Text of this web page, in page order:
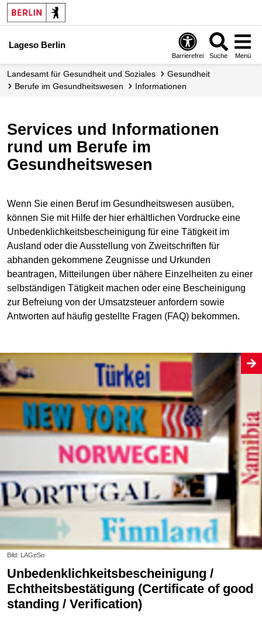
Lageso Berlin
Barrierefrei Suche Menü
Landesamt für Gesundheit und Soziales
Gesundheit
Berufe im Gesundheits­wesen
Informationen
Services und Informationen
rund um Berufe im
Gesundheitswesen
Wenn Sie einen Beruf im Gesundheitswesen ausüben,
können Sie mit Hilfe der hier erhältlichen Vordrucke eine
Unbedenklichkeitsbescheinigung für eine Tätigkeit im
Ausland oder die Ausstellung von Zweitschriften für
abhanden gekommene Zeugnisse und Urkunden
beantragen, Mitteilungen über nähere Einzelheiten zu einer
selbständigen Tätigkeit machen oder eine Bescheinigung
zur Befreiung von der Umsatzsteuer anfordern sowie
Antworten auf häufig gestellte Fragen (FAQ) bekommen.
Bild: LAGeSo
Unbedenklichkeitsbescheinigung /
Echtheitsbestätigung (Certificate of good
standing / Verification)